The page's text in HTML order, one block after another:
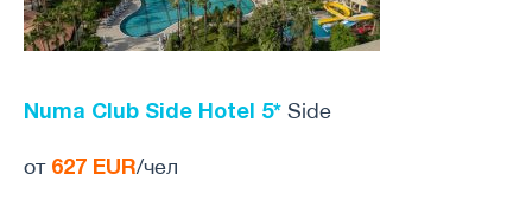
Numa Club Side Hotel 5* Side
от 627 EUR/чел